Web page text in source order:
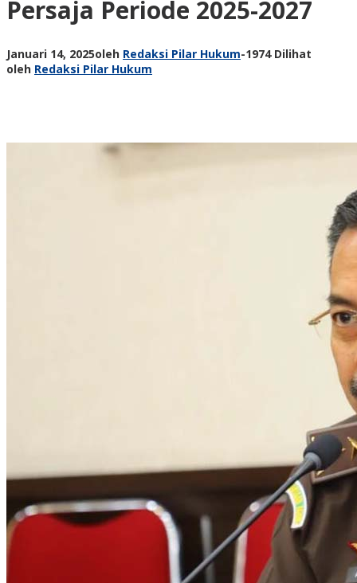
Persaja Periode 2025-2027
Januari 14, 2025oleh Redaksi Pilar Hukum-1974 Dilihat
oleh Redaksi Pilar Hukum